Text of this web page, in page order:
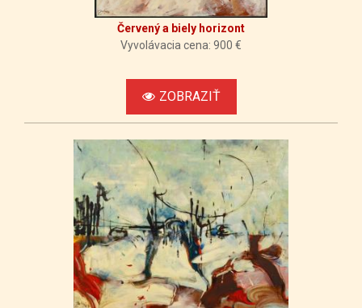
Červený a biely horizont
Vyvolávacia cena: 900 €
ZOBRAZIŤ